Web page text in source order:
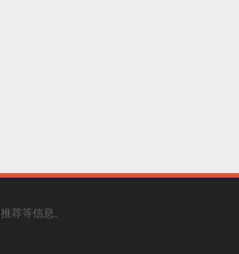
荐等信息。